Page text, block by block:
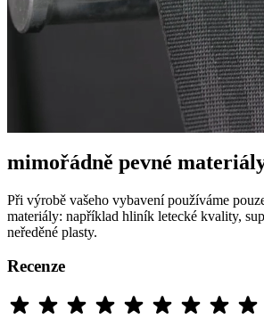
mimořádně pevné
Při výrobě vašeho vybavení používáme
materiály: například hliník letecké kvality,
neředěné plasty.
Recenze